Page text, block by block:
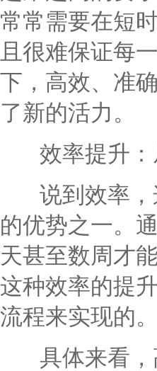
常常需要在短
且很难保证每
下，高效、准
了新的活力。
效率提升：
说到效率，
的优势之一。
天甚至数周才
这种效率的提
流程来实现的。
具体来看，